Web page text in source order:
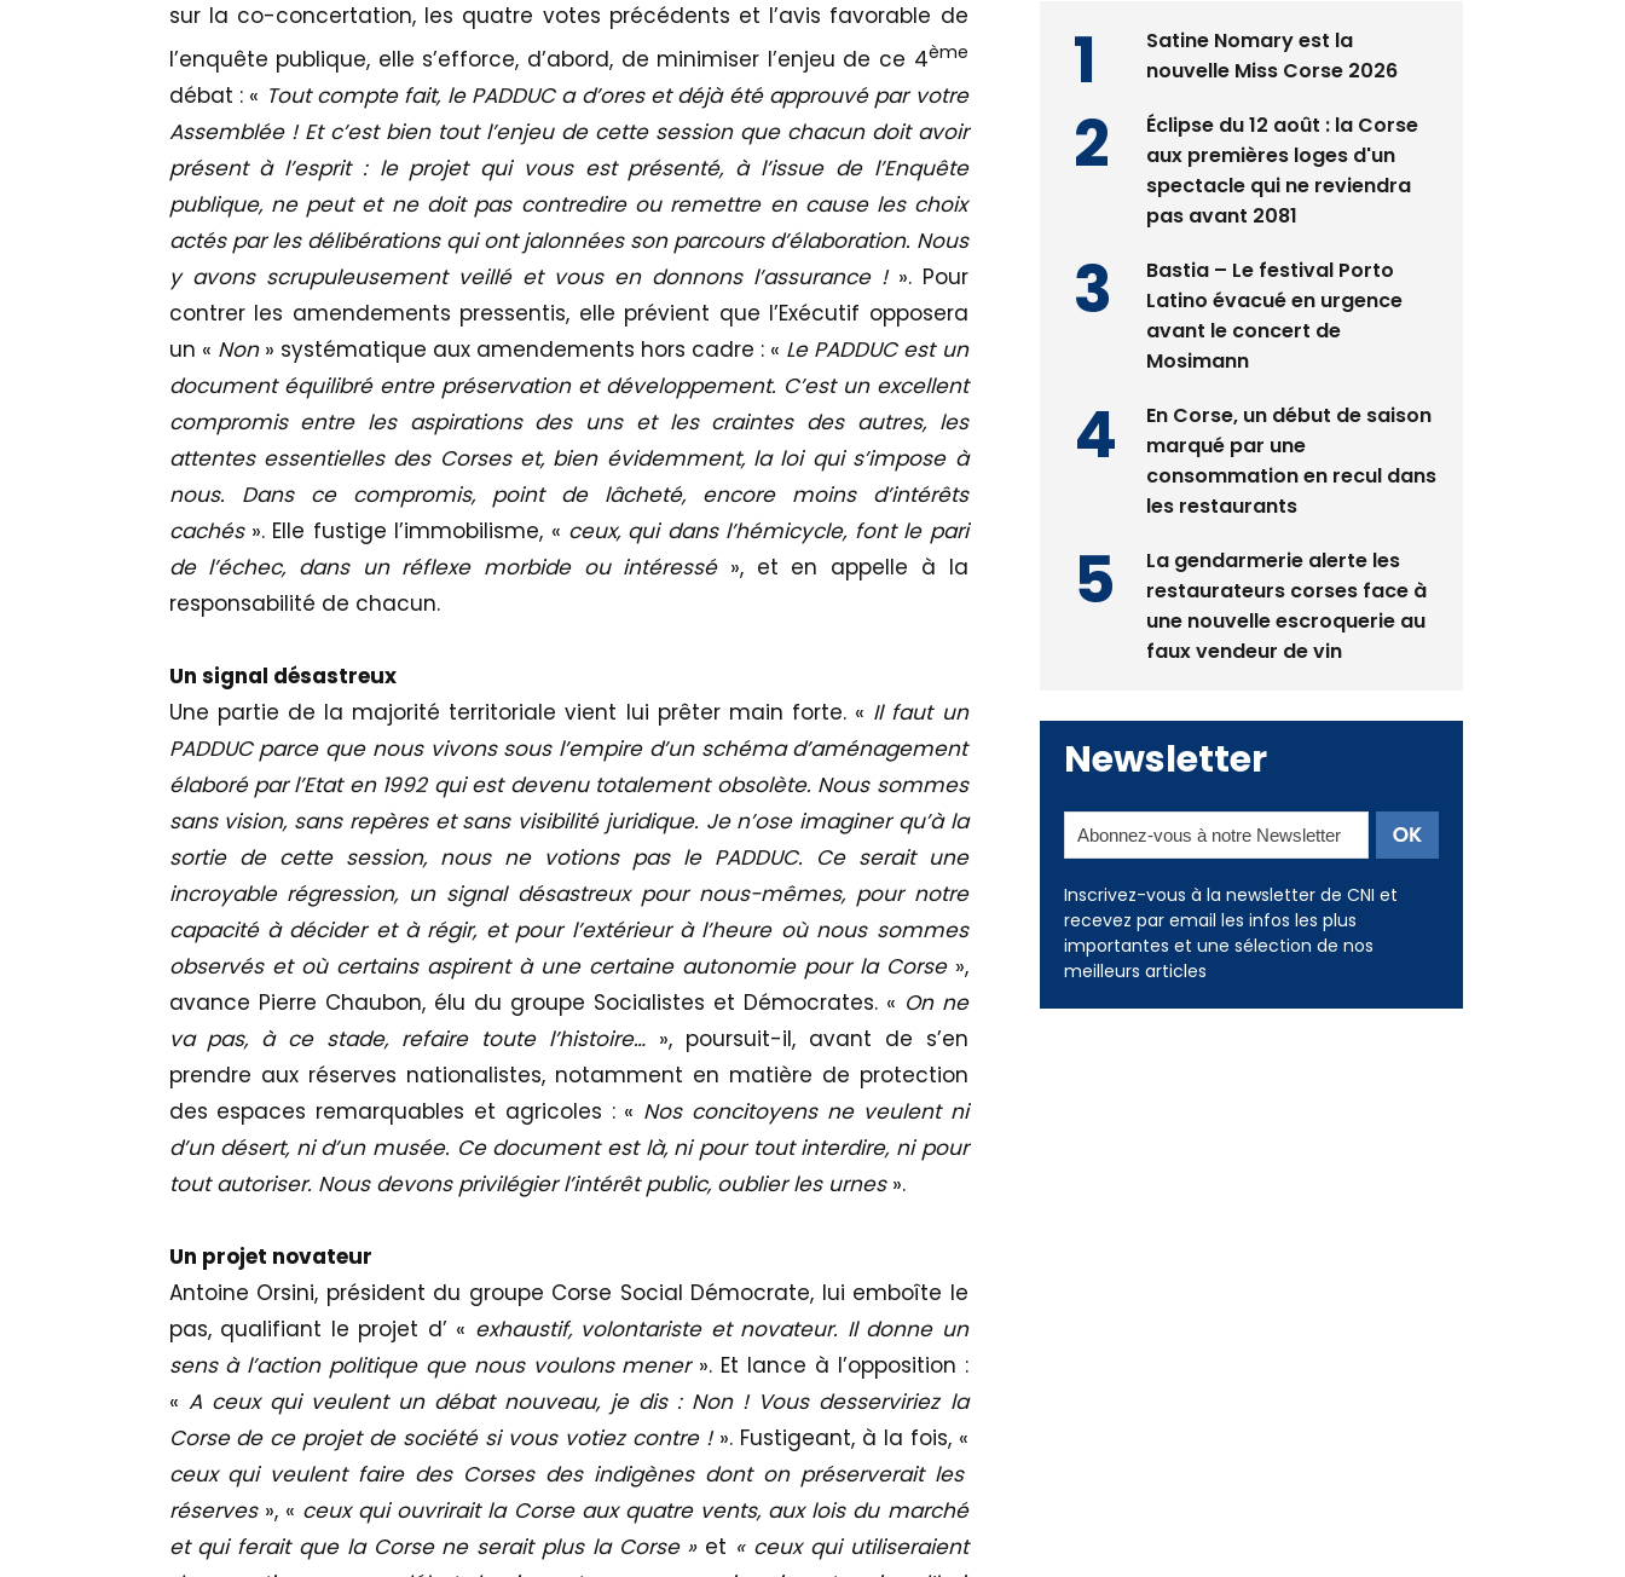
sur la co-concertation, les quatre votes précédents et l’avis favorable de
l’enquête publique, elle s’efforce, d’abord, de minimiser l’enjeu de ce 4ème
débat : « Tout compte fait, le PADDUC a d’ores et déjà été approuvé par votre
Assemblée ! Et c’est bien tout l’enjeu de cette session que chacun doit avoir
présent à l’esprit : le projet qui vous est présenté, à l’issue de l’Enquête
publique, ne peut et ne doit pas contredire ou remettre en cause les choix
actés par les délibérations qui ont jalonnées son parcours d’élaboration. Nous
y avons scrupuleusement veillé et vous en donnons l’assurance ! ». Pour
contrer les amendements pressentis, elle prévient que l’Exécutif opposera
un « Non » systématique aux amendements hors cadre : « Le PADDUC est un
document équilibré entre préservation et développement. C’est un excellent
compromis entre les aspirations des uns et les craintes des autres, les
attentes essentielles des Corses et, bien évidemment, la loi qui s’impose à
nous. Dans ce compromis, point de lâcheté, encore moins d’intérêts
cachés ». Elle fustige l’immobilisme, « ceux, qui dans l’hémicycle, font le pari
de l’échec, dans un réflexe morbide ou intéressé », et en appelle à la
responsabilité de chacun.
Un signal désastreux
Une partie de la majorité territoriale vient lui prêter main forte. « Il faut un
PADDUC parce que nous vivons sous l’empire d’un schéma d’aménagement
élaboré par l’Etat en 1992 qui est devenu totalement obsolète. Nous sommes
sans vision, sans repères et sans visibilité juridique. Je n’ose imaginer qu’à la
sortie de cette session, nous ne votions pas le PADDUC. Ce serait une
incroyable régression, un signal désastreux pour nous-mêmes, pour notre
capacité à décider et à régir, et pour l’extérieur à l’heure où nous sommes
observés et où certains aspirent à une certaine autonomie pour la Corse »,
avance Pierre Chaubon, élu du groupe Socialistes et Démocrates. « On ne
va pas, à ce stade, refaire toute l’histoire… », poursuit-il, avant de s’en
prendre aux réserves nationalistes, notamment en matière de protection
des espaces remarquables et agricoles : « Nos concitoyens ne veulent ni
d’un désert, ni d’un musée. Ce document est là, ni pour tout interdire, ni pour
tout autoriser. Nous devons privilégier l’intérêt public, oublier les urnes ».
Un projet novateur
Antoine Orsini, président du groupe Corse Social Démocrate, lui emboîte le
pas, qualifiant le projet d’ « exhaustif, volontariste et novateur. Il donne un
sens à l’action politique que nous voulons mener ». Et lance à l’opposition :
« A ceux qui veulent un débat nouveau, je dis : Non ! Vous desserviriez la
Corse de ce projet de société si vous votiez contre ! ». Fustigeant, à la fois, «
ceux qui veulent faire des Corses des indigènes dont on préserverait les
réserves», « ceux qui ouvrirait la Corse aux quatre vents, aux lois du marché
et qui ferait que la Corse ne serait plus la Corse » et « ceux qui utiliseraient
Satine Nomary est la
nouvelle Miss Corse 2026
Éclipse du 12 août : la Corse
aux premières loges d'un
spectacle qui ne reviendra
pas avant 2081
Bastia – Le festival Porto
Latino évacué en urgence
avant le concert de
Mosimann
En Corse, un début de saison
marqué par une
consommation en recul dans
les restaurants
La gendarmerie alerte les
restaurateurs corses face à
une nouvelle escroquerie au
faux vendeur de vin
Newsletter
Inscrivez-vous à la newsletter de CNI et
recevez par email les infos les plus
importantes et une sélection de nos
meilleurs articles